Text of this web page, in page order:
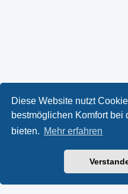
Diese Website nutzt
bestmöglichen Komfort bei
bieten. Mehr erfahren